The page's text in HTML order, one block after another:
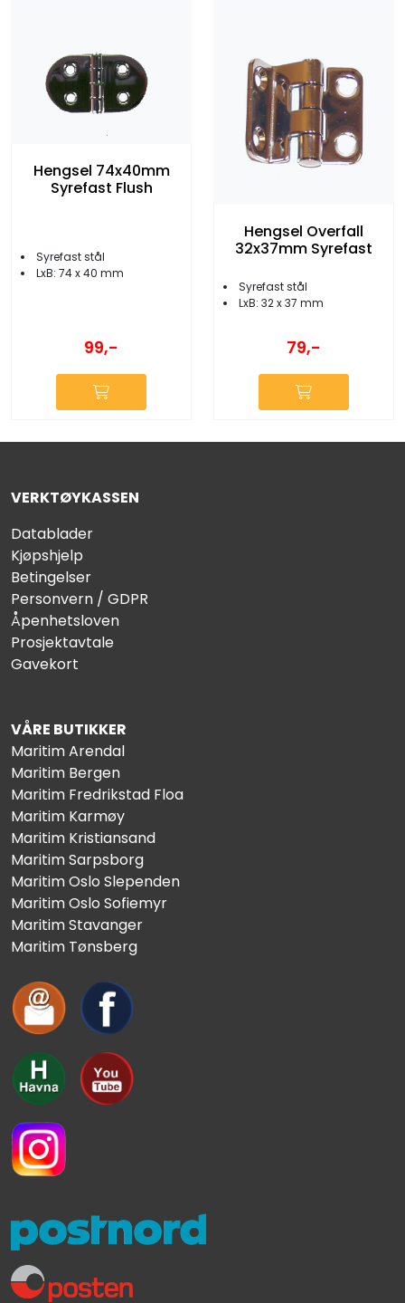
Hengsel 74x40mm
Syrefast Flush
Syrefast stål
LxB: 74 x 40 mm
99,-
Hengsel Overfall
32x37mm Syrefast
Syrefast stål
LxB: 32 x 37 mm
79,-
VERKTØYKASSEN
Datablader
Kjøpshjelp
Betingelser
Personvern / GDPR
Åpenhetsloven
Prosjektavtale
Gavekort
VÅRE BUTIKKER
Maritim Arendal
Maritim Bergen
Maritim Fredrikstad Floa
Maritim Karmøy
Maritim Kristiansand
Maritim Sarpsborg
Maritim Oslo Slependen
Maritim Oslo Sofiemyr
Maritim Stavanger
Maritim Tønsberg